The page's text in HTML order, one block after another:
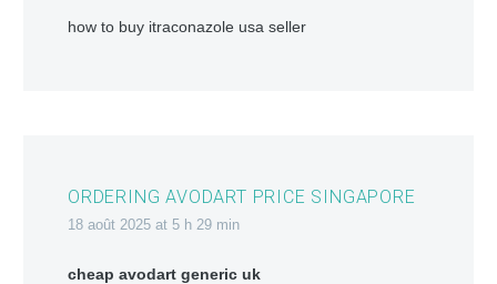
how to buy itraconazole usa seller
ORDERING AVODART PRICE SINGAPORE
18 août 2025 at 5 h 29 min
cheap avodart generic uk